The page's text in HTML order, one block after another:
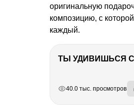
оригинальную
композицию, с
каждый.
40.0 тыс. просмотров